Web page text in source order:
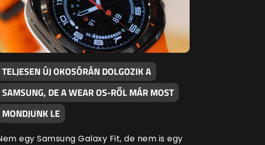
TELJESEN ÚJ OKOSÓRÁN DOLGOZIK A
SAMSUNG, DE A WEAR OS-RŐL MÁR MOST
MONDJUNK LE
egy Samsung Galaxy Fit, de nem is egy